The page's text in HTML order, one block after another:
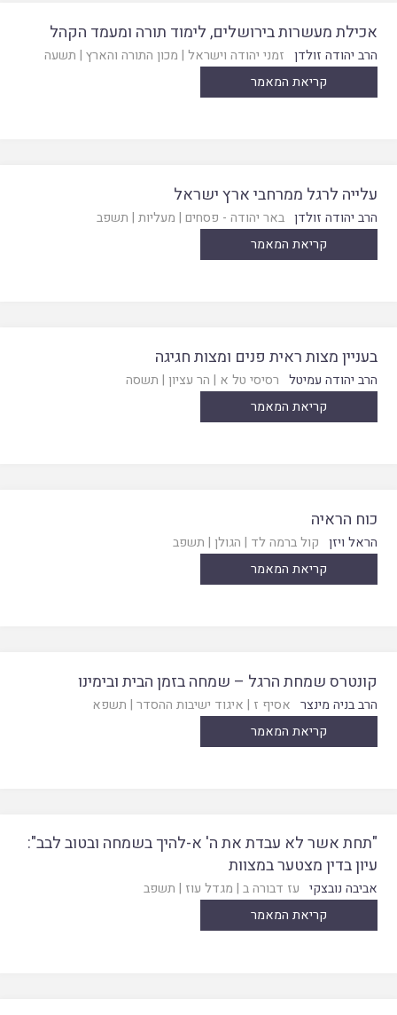
אכילת מעשרות בירושלים, לימוד תורה ומעמד הקהל
הרב יהודה זולדן זמני יהודה וישראל | מכון התורה והארץ | תשעה
קריאת המאמר
עלייה לרגל ממרחבי ארץ ישראל
הרב יהודה זולדן באר יהודה - פסחים | מעליות | תשפב
קריאת המאמר
בעניין מצות ראית פנים ומצות חגיגה
הרב יהודה עמיטל רסיסי טל א | הר עציון | תשסה
קריאת המאמר
כוח הראיה
הראל ויזן קול ברמה לד | הגולן | תשפב
קריאת המאמר
קונטרס שמחת הרגל – שמחה בזמן הבית ובימינו
הרב בניה מינצר אסיף ז | איגוד ישיבות ההסדר | תשפא
קריאת המאמר
"תחת אשר לא עבדת את ה' א-להיך בשמחה ובטוב לבב":
עיון בדין מצטער במצוות
אביבה נובצקי עז דבורה ב | מגדל עוז | תשפב
קריאת המאמר